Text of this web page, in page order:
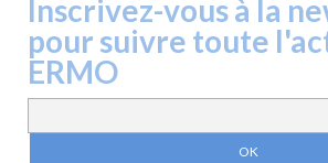
Inscrivez-vous à la
pour suivre toute
ERMO